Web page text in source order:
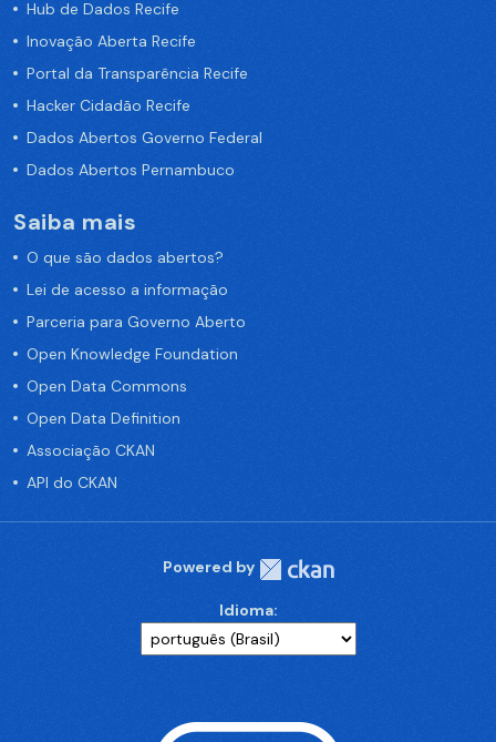
Hub de Dados Recife
Inovação Aberta Recife
Portal da Transparência Recife
Hacker Cidadão Recife
Dados Abertos Governo Federal
Dados Abertos Pernambuco
Saiba mais
O que são dados abertos?
Lei de acesso a informação
Parceria para Governo Aberto
Open Knowledge Foundation
Open Data Commons
Open Data Definition
Associação CKAN
API do CKAN
Powered by
Idioma